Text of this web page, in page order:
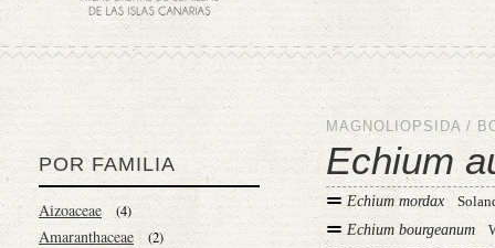
POR FAMILIA
Aizoaceae (4)
Amaranthaceae (2)
MAGNOLIOPSIDA /
Echium
Echium mordax
Echium bourgeanum